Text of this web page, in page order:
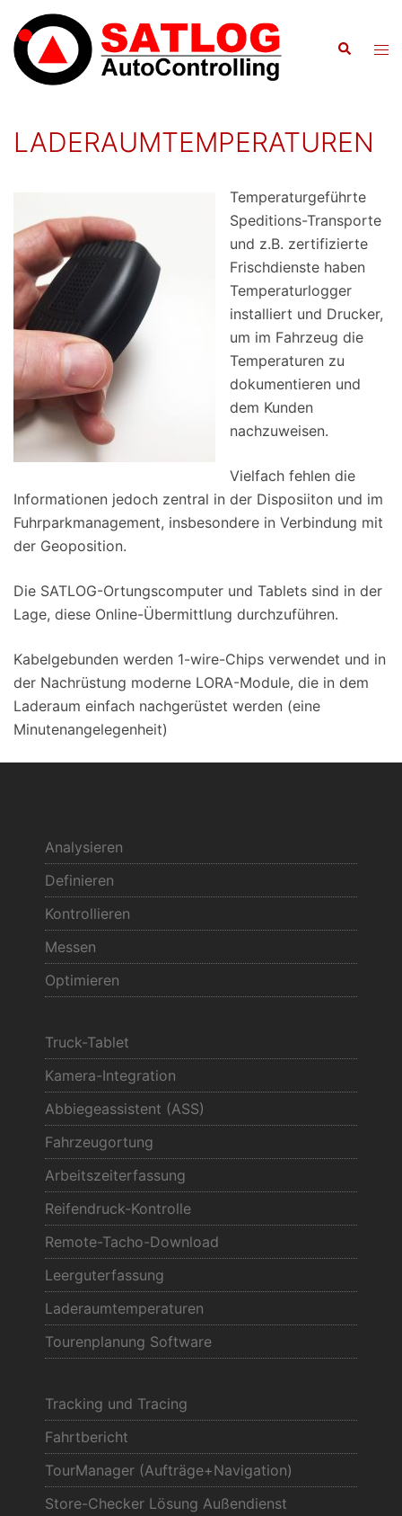
Inhalt
springen
Suche
LADERAUMTEMPERATUREN
Temperaturgeführte
Speditions-Transporte
und z.B. zertifizierte
Frischdienste haben
Temperaturlogger
installiert und Drucker,
um im Fahrzeug die
Temperaturen zu
dokumentieren und
dem Kunden
nachzuweisen.
Vielfach fehlen die
Informationen jedoch zentral in der Disposiiton und im
Fuhrparkmanagement, insbesondere in Verbindung mit
der Geoposition.
Die SATLOG-Ortungscomputer und Tablets sind in der
Lage, diese Online-Übermittlung durchzuführen.
Kabelgebunden werden 1-wire-Chips verwendet und in
der Nachrüstung moderne LORA-Module, die in dem
Laderaum einfach nachgerüstet werden (eine
Minutenangelegenheit)
Analysieren
Definieren
Kontrollieren
Messen
Optimieren
Truck-Tablet
Kamera-Integration
Abbiegeassistent (ASS)
Fahrzeugortung
Arbeitszeiterfassung
Reifendruck-Kontrolle
Remote-Tacho-Download
Leerguterfassung
Laderaumtemperaturen
Tourenplanung Software
Tracking und Tracing
Fahrtbericht
TourManager (Aufträge+Navigation)
Store-Checker Lösung Außendienst